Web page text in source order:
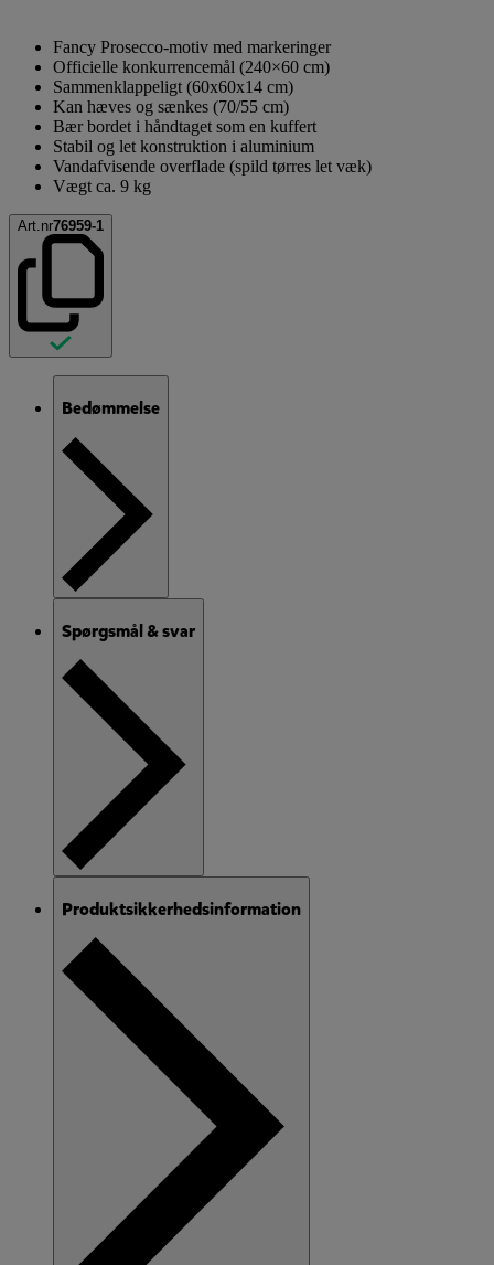
Fancy Prosecco-motiv med markeringer
Officielle konkurrencemål (240×60 cm)
Sammenklappeligt (60x60x14 cm)
Kan hæves og sænkes (70/55 cm)
Bær bordet i håndtaget som en kuffert
Stabil og let konstruktion i aluminium
Vandafvisende overflade (spild tørres let væk)
Vægt ca. 9 kg
Art.nr76959-1
Bedømmelse
Spørgsmål & svar
Produktsikkerhedsinformation